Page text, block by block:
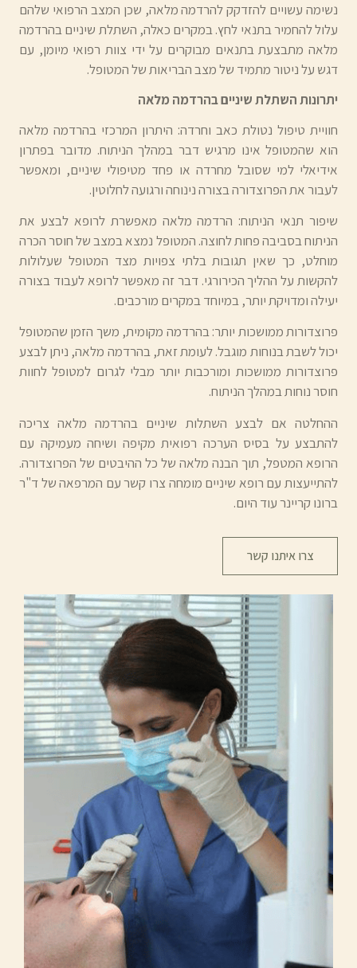
נשימה עשויים להזדקק להרדמה מלאה, שכן המצב הרפואי שלהם
עלול להחמיר בתנאי לחץ. במקרים כאלה, השתלת שיניים בהרדמה
מלאה מתבצעת בתנאים מבוקרים על ידי צוות רפואי מיומן, עם
דגש על ניטור מתמיד של מצב הבריאות של המטופל.
יתרונות השתלת שיניים בהרדמה מלאה
חוויית טיפול נטולת כאב וחרדה: היתרון המרכזי בהרדמה מלאה
הוא שהמטופל אינו מרגיש דבר במהלך הניתוח. מדובר בפתרון
אידיאלי למי שסובל מחרדה או פחד מטיפולי שיניים, ומאפשר
לעבור את הפרוצדורה בצורה נינוחה ורגועה לחלוטין.
שיפור תנאי הניתוח: הרדמה מלאה מאפשרת לרופא לבצע את
הניתוח בסביבה פחות לחוצה. המטופל נמצא במצב של חוסר הכרה
מוחלט, כך שאין תגובות בלתי צפויות מצד המטופל שעלולות
להקשות על ההליך הכירורגי. דבר זה מאפשר לרופא לעבוד בצורה
יעילה ומדויקת יותר, במיוחד במקרים מורכבים.
פרוצדורות ממושכות יותר: בהרדמה מקומית, משך הזמן שהמטופל
יכול לשבת בנוחות מוגבל. לעומת זאת, בהרדמה מלאה, ניתן לבצע
פרוצדורות ממושכות ומורכבות יותר מבלי לגרום למטופל לחוות
חוסר נוחות במהלך הניתוח.
ההחלטה אם לבצע השתלות שיניים בהרדמה מלאה צריכה
להתבצע על בסיס הערכה רפואית מקיפה ושיחה מעמיקה עם
הרופא המטפל, תוך הבנה מלאה של כל ההיבטים של הפרוצדורה.
להתייעצות עם רופא שיניים מומחה צרו קשר עם המרפאה של ד"ר
ברונו קריינר עוד היום.
צרו איתנו קשר